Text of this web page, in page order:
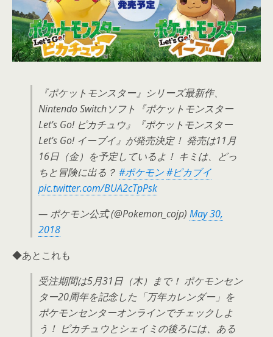
『ポケットモンスター』シリーズ最新作、
Nintendo Switchソフト『ポケットモンスター
Let's Go! ピカチュウ』『ポケットモンスター
Let's Go! イーブイ』が発売決定！ 発売は11月
16日（金）を予定しているよ！ キミは、どっ
ちと冒険に出る？ #ポケモン#ピカブイ
pic.twitter.com/BUA2cTpPsk
— ポケモン公式 (@Pokemon_cojp) May 30,
2018
◆あとこれも
受注期間は5月31日（木）まで！ ポケモンセン
ター20周年を記念した「万年カレンダー」を
ポケモンセンターオンラインでチェックしよ
う！ ピカチュウとシェイミの後ろには、ある